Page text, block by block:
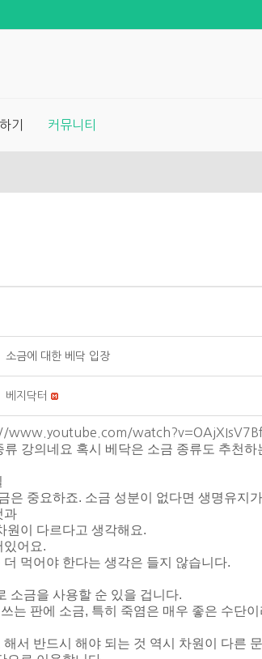
기 커뮤니티
소금에 대한 베닥 입장
베지닥터
www.youtube.com/
류 강의네요 혹시 베닥은 소금 종류도 추천하
은 중요하죠. 소금 성분이 없다면 생명유지
과
원이 다르다고 생각해요.
있어요.
먹어야 한다는 생각은 들지 않습니다.
소금을 사용할 순 있을 겁니다.
는 판에 소금, 특히 죽염은 매우 좋은 수단
서 반드시 해야 되는 것 역시 차원이 다른